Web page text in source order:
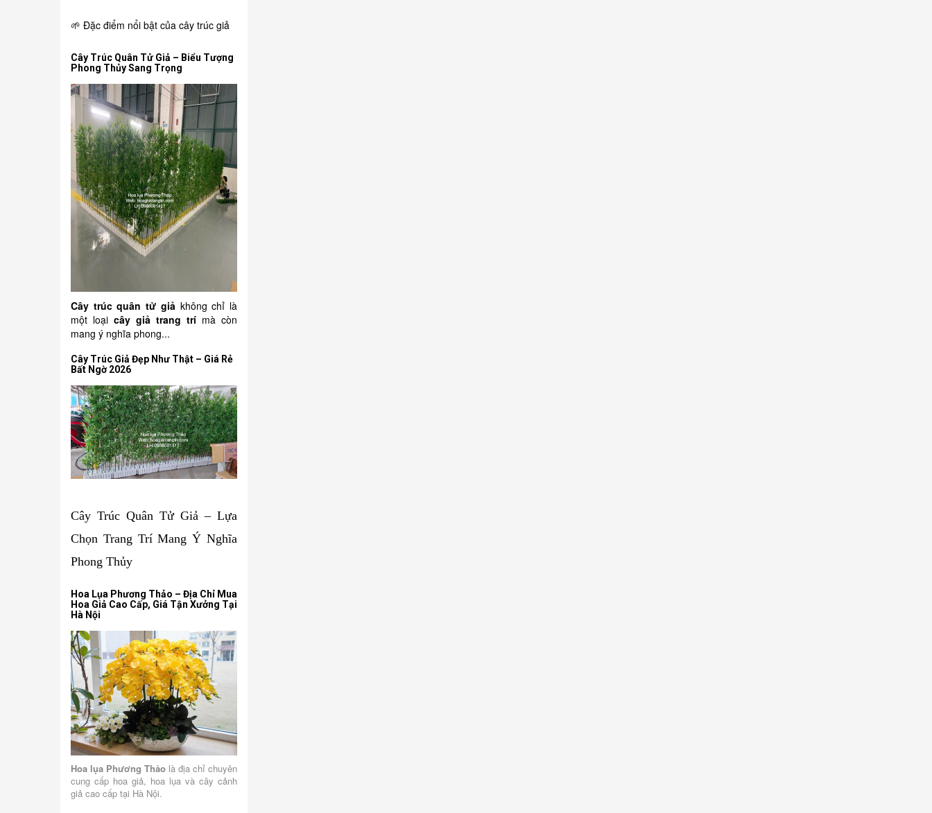
🌱 Đặc điểm nổi bật của cây trúc giả
Cây Trúc Quân Tử Giả – Biểu Tượng
Phong Thủy Sang Trọng
Cây trúc quân tử giảkhông chỉ là
một loại cây giả trang trí mà còn
mang ý nghĩa phong...
Cây Trúc Giả Đẹp Như Thật – Giá Rẻ
Bất Ngờ 2026
Cây Trúc Quân Tử Giả – Lựa
Chọn Trang Trí Mang Ý Nghĩa
Phong Thủy
Hoa Lụa Phương Thảo – Địa Chỉ Mua
Hoa Giả Cao Cấp, Giá Tận Xưởng Tại
Hà Nội
Hoa lụa Phương Thảo là địa chỉ chuyên
cung cấp hoa giả, hoa lụa và cây cảnh
giả cao cấp tại Hà Nội.